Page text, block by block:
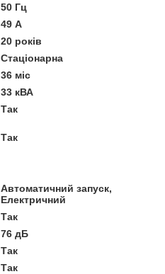
50 Гц
49 А
20 років
Стаціонарна
36 міс
33 кВА
Так
Так
Автоматичний запуск,
Електричний
Так
76 дБ
Так
Так